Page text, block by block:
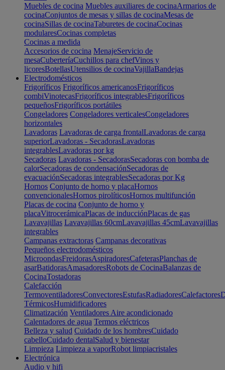
Muebles de cocina Muebles auxiliares de cocinaArmarios de
cocinaConjuntos de mesas y sillas de cocinaMesas de
cocinaSillas de cocinaTaburetes de cocinaCocinas
modularesCocinas completas
Cocinas a medida
Accesorios de cocina MenajeServicio de
mesaCuberteríaCuchillos para chefVinos y
licoresBotellasUtensilios de cocinaVajillaBandejas
Electrodomésticos
Frigoríficos Frigoríficos americanosFrigoríficos
combiVinotecasFrigoríficos integrablesFrigoríficos
pequeñosFrigoríficos portátiles
Congeladores Congeladores verticalesCongeladores
horizontales
Lavadoras Lavadoras de carga frontalLavadoras de carga
superiorLavadoras - SecadorasLavadoras
integrablesLavadoras por kg
Secadoras Lavadoras - SecadorasSecadoras con bomba de
calorSecadoras de condensaciónSecadoras de
evacuaciónSecadoras integrablesSecadoras por Kg
Hornos Conjunto de horno y placaHornos
convencionalesHornos pirolíticosHornos multifunción
Placas de cocina Conjunto de horno y
placaVitrocerámicaPlacas de inducciónPlacas de gas
Lavavajillas Lavavajillas 60cmLavavajillas 45cmLavavajillas
integrables
Campanas extractoras Campanas decorativas
Pequeños electrodomésticos
MicroondasFreidorasAspiradoresCafeterasPlanchas de
asarBatidorasAmasadoresRobots de CocinaBalanzas de
CocinaTostadoras
Calefacción
TermoventiladoresConvectoresEstufasRadiadoresCalefactores
TérmicosHumidificadores
Climatización Ventiladores Aire acondicionado
Calentadores de agua Termos eléctricos
Belleza y salud Cuidado de los hombresCuidado
cabelloCuidado dentalSalud y bienestar
Limpieza Limpieza a vaporRobot limpiacristales
Electrónica
Audio y hifi